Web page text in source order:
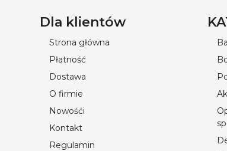
Dla klientów
Strona główna
Płatność
Dostawa
O firmie
Nowośći
Kontakt
Regulamin